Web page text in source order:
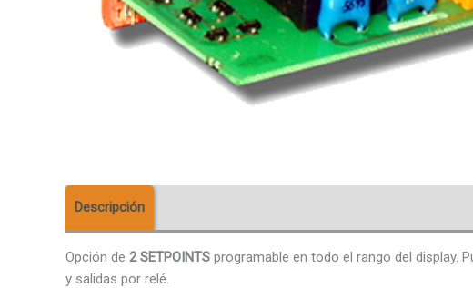
Descripción
Opción de 2 SETPOINTS programable en todo el rango del display.
y salidas por relé.